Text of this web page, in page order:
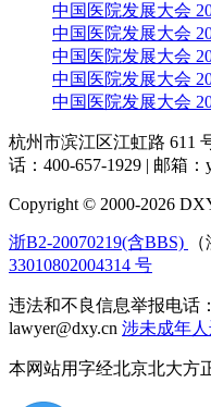
中国医院发展大会
中国医院发展大会
中国医院发展大会
中国医院发展大会
中国医院发展大会
杭州市滨江区江虹路 611
话：400-657-1929 | 邮箱：
Copyright © 2000-2026
浙B2-20070219(含BBS)
33010802004314 号
违法和不良信息举报电话
lawyer@dxy.cn 涉未成年
本网站用字经北京北大方